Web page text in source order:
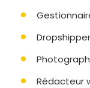
Rédacteur